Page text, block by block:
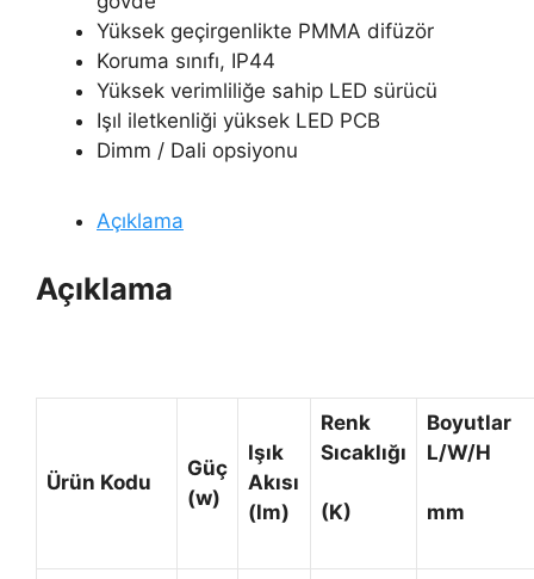
Yüksek geçirgenlikte PMMA difüzör
Koruma sınıfı, IP44
Yüksek verimliliğe sahip LED sürücü
Işıl iletkenliği yüksek LED PCB
Dimm / Dali opsiyonu
Açıklama
Açıklama
Ürün Kodu
Güç
(w)
Işık
Akısı
(lm)
Renk
Sıcaklığı
(K)
Boyutlar
L/W/H
mm